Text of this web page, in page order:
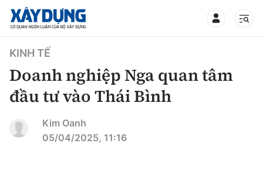
TIN BỘ XÂY DỰNG
CHUYÊN MỤC
KINH TẾ
Doanh nghiệp Nga quan tâm
đầu tư vào Thái Bình
Kim Oanh
05/04/2025, 11:16